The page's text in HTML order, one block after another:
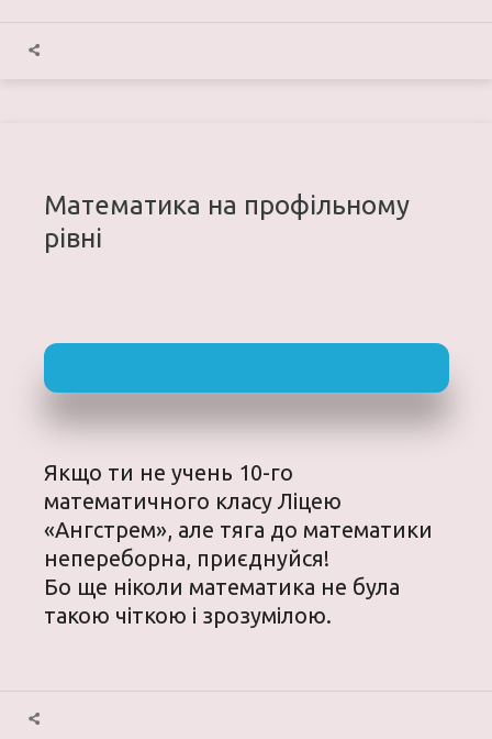
Математика на профільному
рівні
Якщо ти не учень 10-го
математичного класу Ліцею
«Ангстрем», але тяга до математики
непереборна, приєднуйся!
Бо ще ніколи математика не була
такою чіткою і зрозумілою.